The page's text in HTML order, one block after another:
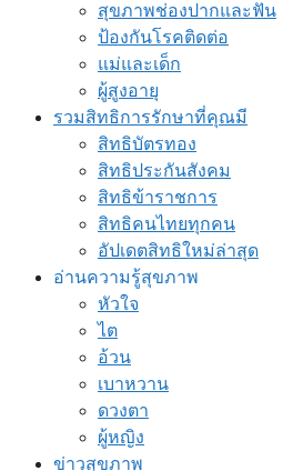
สุขภาพช่องปากและฟัน
ป้องกันโรคติดต่อ
แม่และเด็ก
ผู้สูงอายุ
รวมสิทธิการรักษาที่คุณมี
สิทธิบัตรทอง
สิทธิประกันสังคม
สิทธิข้าราชการ
สิทธิคนไทยทุกคน
อัปเดตสิทธิใหม่ล่าสุด
อ่านความรู้สุขภาพ
หัวใจ
ไต
อ้วน
เบาหวาน
ดวงตา
ผู้หญิง
ข่าวสุขภาพ